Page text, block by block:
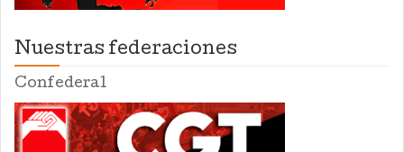
Nuestras federaciones
Confederal